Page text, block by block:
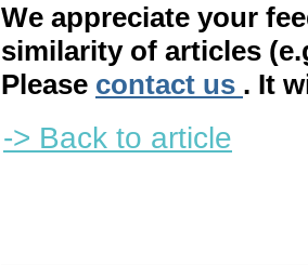
We appreciate your
similarity of articles
Please contact us . It
-> Back to article